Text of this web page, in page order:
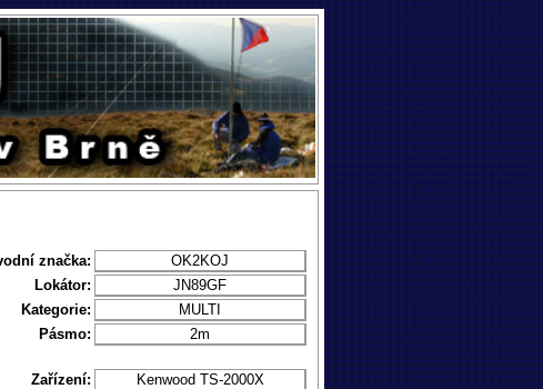
značka:
OK2KOJ
Lokátor:
JN89GF
Kategorie:
MULTI
Pásmo: 2m
Zařízení:
Kenwood TS-2000X